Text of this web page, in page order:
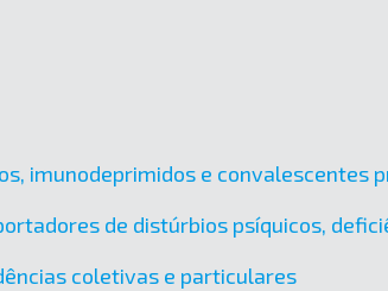
imunodeprimidos e
de distúrbios psíquicos,
coletivas e particulares